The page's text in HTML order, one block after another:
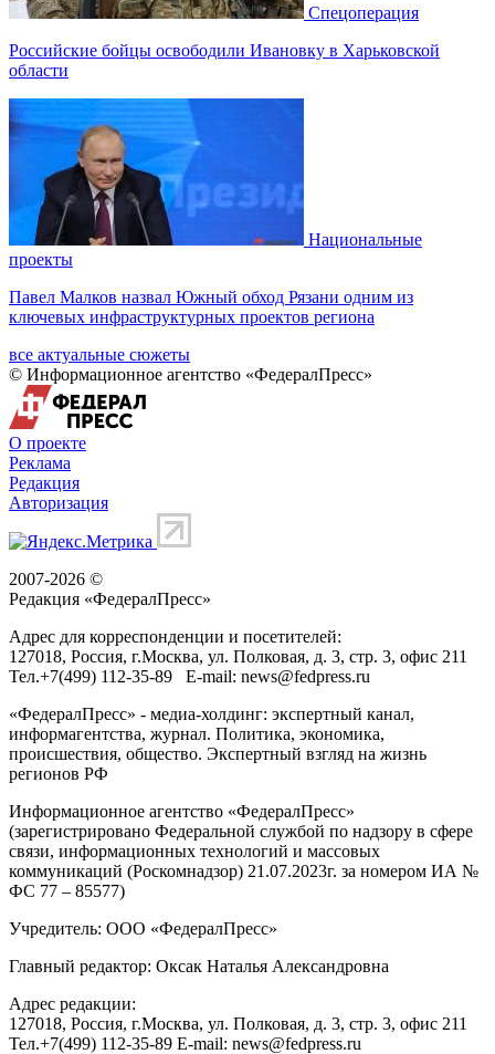
Спецоперация
Российские бойцы освободили Ивановку в Харьковской
области
Национальные
проекты
Павел Малков назвал Южный обход Рязани одним из
ключевых инфраструктурных проектов региона
все актуальные сюжеты
© Информационное агентство «ФедералПресс»
О проекте
Реклама
Редакция
Авторизация
2007-2026 ©
Редакция «ФедералПресс»
Адрес для корреспонденции и посетителей:
127018, Россия, г.Москва, ул. Полковая, д. 3, стр. 3, офис 211
Тел.+7(499) 112-35-89 E-mail: news@fedpress.ru
«ФедералПресс» - медиа-холдинг: экспертный канал,
информагентства, журнал. Политика, экономика,
происшествия, общество. Экспертный взгляд на жизнь
регионов РФ
Информационное агентство «ФедералПресс»
(зарегистрировано Федеральной службой по надзору в сфере
связи, информационных технологий и массовых
коммуникаций (Роскомнадзор) 21.07.2023г. за номером ИА №
ФС 77 – 85577)
Учредитель: ООО «ФедералПресс»
Главный редактор: Оксак Наталья Александровна
Адрес редакции:
127018, Россия, г.Москва, ул. Полковая, д. 3, стр. 3, офис 211
Тел.+7(499) 112-35-89 E-mail: news@fedpress.ru